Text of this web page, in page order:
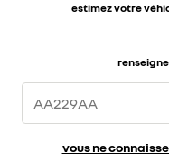
estimez votre
vous ne